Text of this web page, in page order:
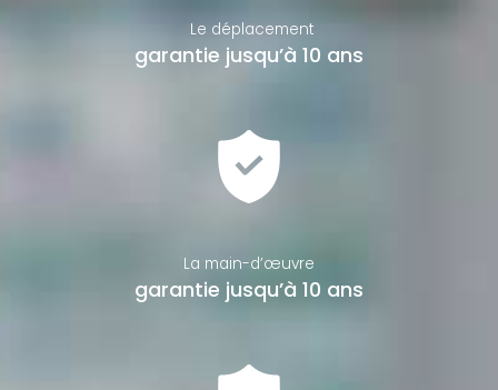
Le déplacement
garantie jusqu’à 10 ans
La main-d’œuvre
garantie jusqu’à 10 ans